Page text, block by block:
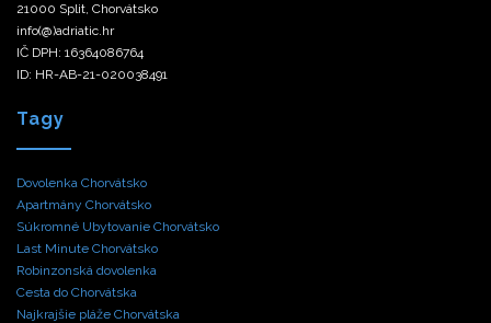
21000 Split, Chorvátsko
info(@)adriatic.hr
IČ DPH: 16364086764
ID: HR-AB-21-020038491
Tagy
Dovolenka Chorvátsko
Apartmány Chorvátsko
Súkromné Ubytovanie Chorvátsko
Last Minute Chorvátsko
Robinzonská dovolenka
Cesta do Chorvátska
Najkrajšie pláže Chorvátska